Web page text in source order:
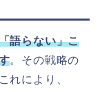
語らない」こ
。その戦略の
れにより、